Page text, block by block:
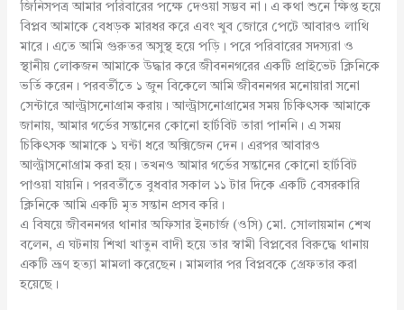
জিনিসপত্র আমার পরিবারের পক্ষে দেওয়া সম্ভব না। এ কথা শুনে ক্ষিপ্ত হয়ে
বিপ্লব আমাকে বেধড়ক মারধর করে এবং খুব জোরে পেটে আবারও লাথি
মারে। এতে আমি গুরুতর অসুস্থ হয়ে পড়ি। পরে পরিবারের সদস্যরা ও
স্থানীয় লোকজন আমাকে উদ্ধার করে জীবননগরের একটি প্রাইভেট ক্লিনিকে
ভর্তি করেন। পরবর্তীতে ১ জুন বিকেলে আমি জীবননগর মনোয়ারা সনো
সেন্টারে আল্ট্রাসনোগ্রাম করায়। আল্ট্রাসনোগ্রামের সময় চিকিৎসক আমাকে
জানায়, আমার গর্ভের সন্তানের কোনো হার্টবিট তারা পাননি। এ সময়
চিকিৎসক আমাকে ১ ঘন্টা ধরে অক্সিজেন দেন। এরপর আবারও
আল্ট্রাসনোগ্রাম করা হয়। তখনও আমার গর্ভের সন্তানের কোনো হার্টবিট
পাওয়া যায়নি। পরবর্তীতে বুধবার সকাল ১১ টার দিকে একটি বেসরকারি
ক্লিনিকে আমি একটি মৃত সন্তান প্রসব করি।
এ বিষয়ে জীবননগর থানার অফিসার ইনচার্জ (ওসি) মো. সোলায়মান শেখ
বলেন, এ ঘটনায় শিখা খাতুন বাদী হয়ে তার স্বামী বিপ্লবের বিরুদ্ধে থানায়
একটি ভ্রূণ হত্যা মামলা করেছেন। মামলার পর বিপ্লবকে গ্রেফতার করা
হয়েছে।